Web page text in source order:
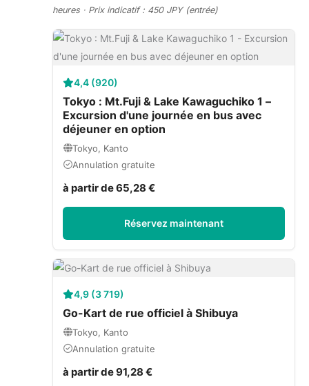
heures · Prix indicatif : 450 JPY (entrée)
4,4 (920)
Tokyo : Mt.Fuji & Lake Kawaguchiko 1 –
Excursion d'une journée en bus avec
déjeuner en option
Tokyo, Kanto
Annulation gratuite
à partir de 65,28 €
Réservez maintenant
4,9 (3 719)
Go-Kart de rue officiel à Shibuya
Tokyo, Kanto
Annulation gratuite
à partir de 91,28 €